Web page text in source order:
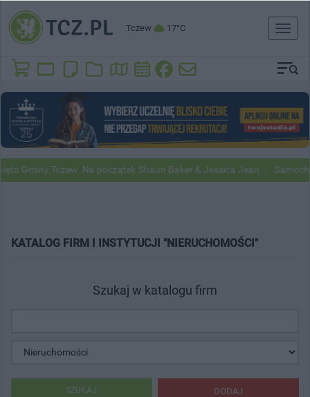
Tczew 17°C
Toggle
Tczew. Na początek Shaun Baker & Jessica Jean Samochody
KATALOG FIRM I INSTYTUCJI "NIERUCHOMOŚCI"
Szukaj w katalogu firm
DODAJ
SZUKAJ